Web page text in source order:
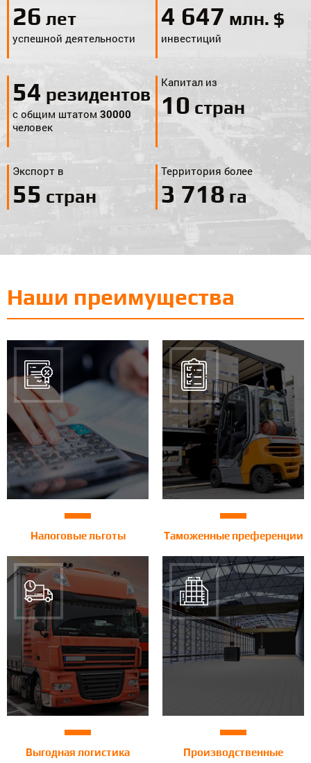
27 лет
успешной деятельности
4 958 млн. $
инвестиций
58 резидентов
с общим штатом 30000
человек
Капитал из
10 стран
Экспорт в
59 стран
Территория более
3 966 га
Наши преимущества
Налоговые льготы Таможенные преференции
Выгодная логистика
Производственные